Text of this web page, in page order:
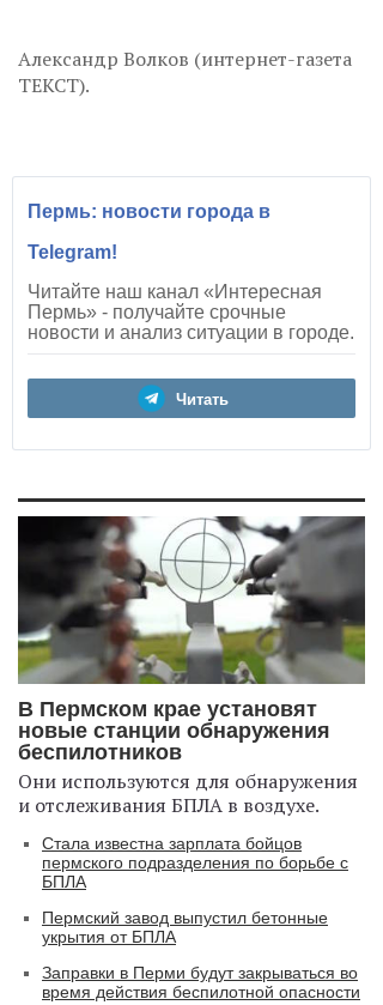
Александр Волков (интернет-газета
ТЕКСТ).
Пермь: новости города в
Telegram!
Читайте наш канал «Интересная
Пермь» - получайте срочные
новости и анализ ситуации в городе.
Читать
В Пермском крае установят
новые станции обнаружения
беспилотников
Они используются для обнаружения
и отслеживания БПЛА в воздухе.
Стала известна зарплата бойцов
пермского подразделения по борьбе с
БПЛА
Пермский завод выпустил бетонные
укрытия от БПЛА
Заправки в Перми будут закрываться во
время действия беспилотной опасности